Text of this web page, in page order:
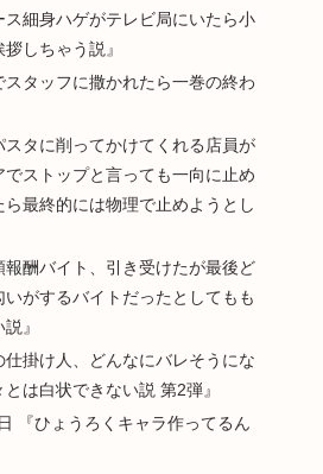
細身ハゲがテレビ局にいたら小
しちゃう説』
タッフに撒かれたら一巻の終わ
タに削ってかけてくれる店員が
でストップと言っても一向に止め
ら最終的には物理で止めようとし
酬バイト、引き受けたが最後ど
いがするバイトだったとしてもも
』
掛け人、どんなにバレそうにな
は白状できない説 第2弾』
『ひょうろくキャラ作ってるん